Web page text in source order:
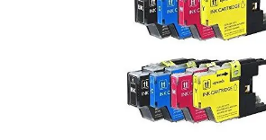
- Ma-Do: voor 15:30 besteld =